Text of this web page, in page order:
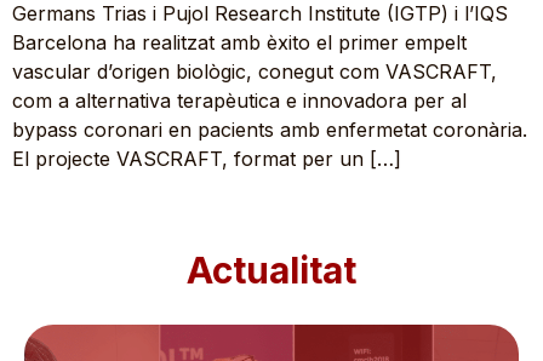
Germans Trias i Pujol Research Institute (IGTP) i l’IQS
Barcelona ha realitzat amb èxito el primer empelt
vascular d’origen biològic, conegut com VASCRAFT,
com a alternativa terapèutica e innovadora per al
bypass coronari en pacients amb enfermetat coronària.
El projecte VASCRAFT, format per un […]
Actualitat